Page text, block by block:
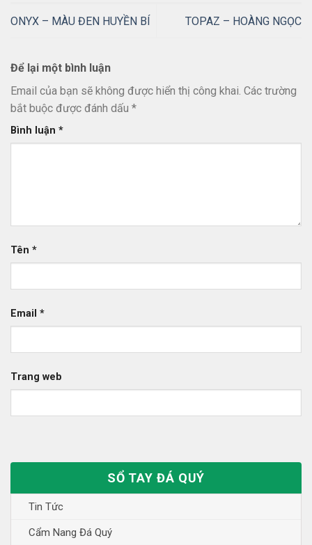
SỔ TAY ĐÁ QUÝ
Tin Tức
Cẩm Nang Đá Quý
ONYX – MÀU ĐEN HUYỀN BÍ TOPAZ – HOÀNG NGỌC
Để lại một bình luận
Email của bạn sẽ không được hiển thị công khai. Các trường
bắt buộc được đánh dấu *
Bình luận *
Tên *
Email *
Trang web